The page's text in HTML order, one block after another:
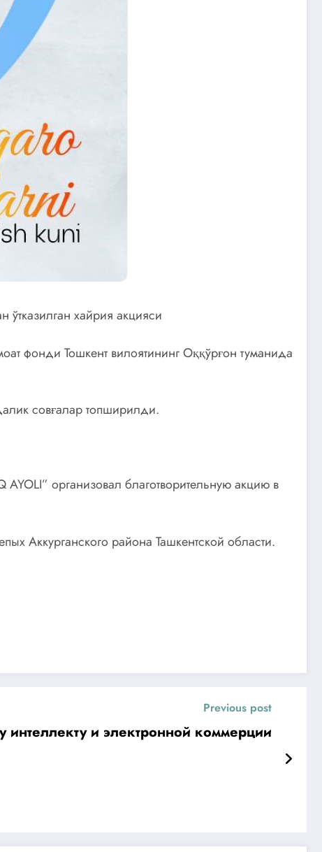
хайрия акцияси
фонди Тошкент вилоятининг Оққўрғон туманида
совғалар топширилди.
организовал благотворительную акцию в
Аккурганского района Ташкентской области.
Previous post
и электронной коммерции